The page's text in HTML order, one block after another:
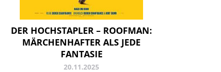
DER HOCHSTAPLER – ROOFMAN:
MÄRCHENHAFTER ALS JEDE
FANTASIE
20.11.2025